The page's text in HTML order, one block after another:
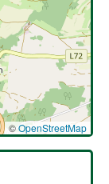
©OpenStreetMap